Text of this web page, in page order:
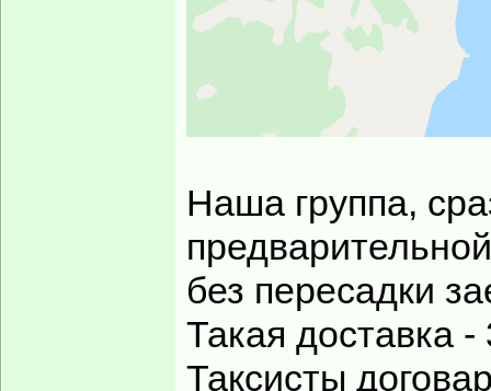
Наша группа,
без пересадки
Такая доставка
Таксисты